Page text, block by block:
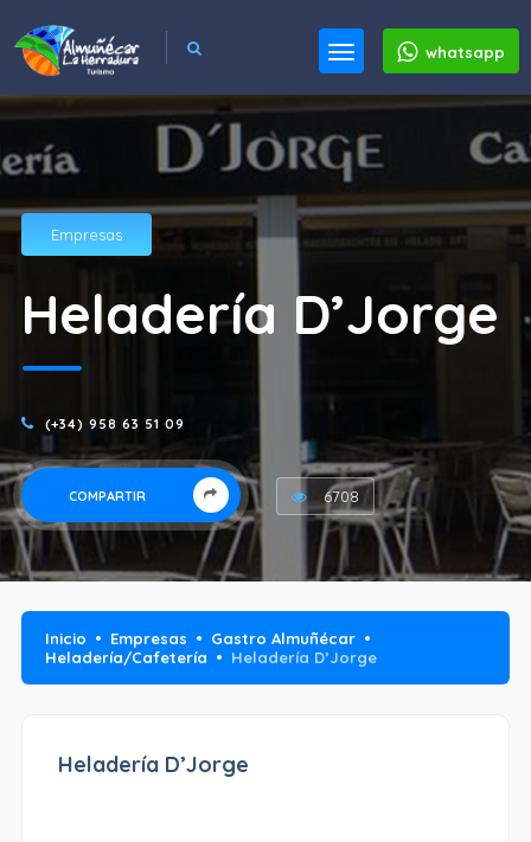
whatsapp
Empresas
Heladería D’Jorge
(+34) 958 63 51 09
COMPARTIR 6708
Inicio Empresas
Gastro Almuñécar
Heladería/Cafetería
Heladería D’Jorge
Heladería D’Jorge